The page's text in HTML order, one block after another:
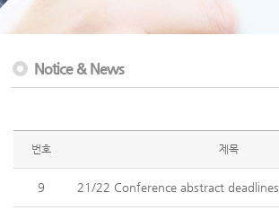
Notice & News
번호 제목
9 21/22 Conference abstract deadlines